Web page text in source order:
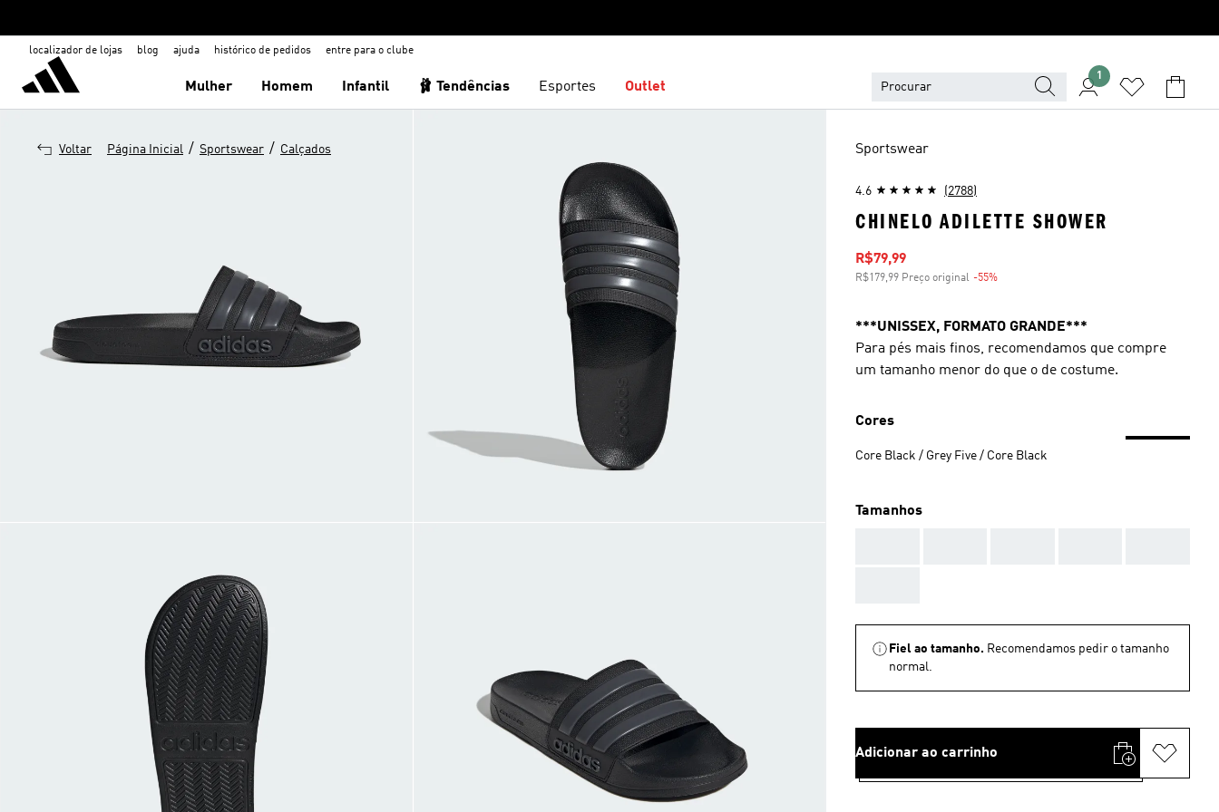
localizador de lojas blog ajuda histórico de pedidos entre para o clube
Mulher Homem Infantil 🩰 Tendências Esportes Outlet
1
Voltar Página Inicial / Sportswear / Calçados Sportswear
4.6 (2788)
CHINELO ADILETTE SHOWER
Preço com desconto
R$79,99
R$179,99 Preço original -55%
***UNISSEX, FORMATO GRANDE***
Para pés mais finos, recomendamos que compre
um tamanho menor do que o de costume.
Cores
Core Black / Grey Five / Core Black
Tamanhos
Fiel ao tamanho. Recomendamos pedir o tamanho
normal.
Adicionar ao carrinho